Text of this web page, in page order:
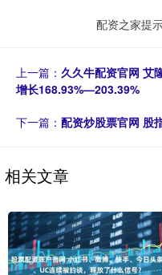
配资之家提
上一篇： 久久牛配资官网 艾
增长168.93%—203.39%
下一篇： 配资炒股票官网 股
相关文章